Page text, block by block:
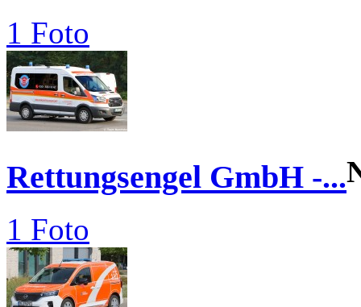
1 Foto
Rettungsengel GmbH -...
1 Foto